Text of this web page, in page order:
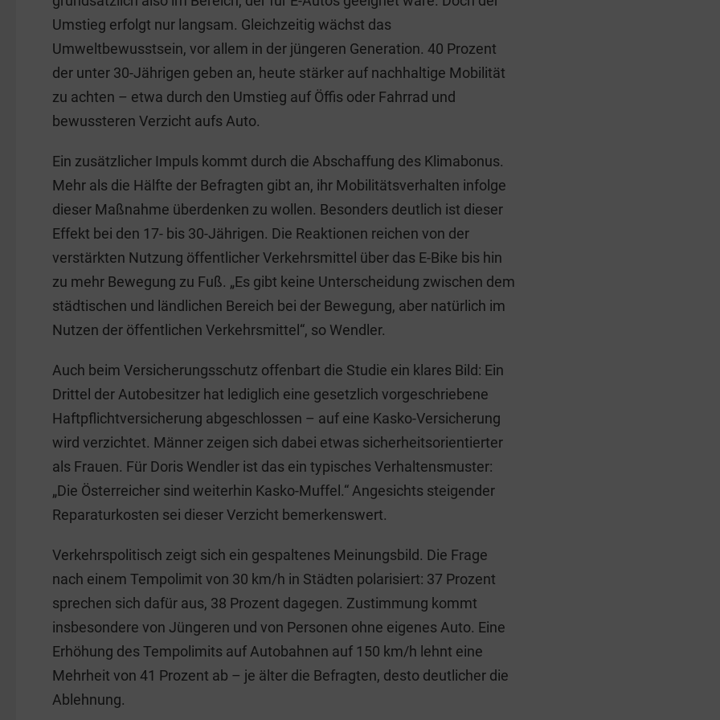
Umstieg erfolgt nur langsam. Gleichzeitig wächst das
Umweltbewusstsein, vor allem in der jüngeren Generation. 40 Prozent
der unter 30-Jährigen geben an, heute stärker auf nachhaltige Mobilität
zu achten – etwa durch den Umstieg auf Öffis oder Fahrrad und
bewussteren Verzicht aufs Auto.
Ein zusätzlicher Impuls kommt durch die Abschaffung des Klimabonus.
Mehr als die Hälfte der Befragten gibt an, ihr Mobilitätsverhalten infolge
dieser Maßnahme überdenken zu wollen. Besonders deutlich ist dieser
Effekt bei den 17- bis 30-Jährigen. Die Reaktionen reichen von der
verstärkten Nutzung öffentlicher Verkehrsmittel über das E-Bike bis hin
zu mehr Bewegung zu Fuß. „Es gibt keine Unterscheidung zwischen dem
städtischen und ländlichen Bereich bei der Bewegung, aber natürlich im
Nutzen der öffentlichen Verkehrsmittel“, so Wendler.
Auch beim Versicherungsschutz offenbart die Studie ein klares Bild: Ein
Drittel der Autobesitzer hat lediglich eine gesetzlich vorgeschriebene
Haftpflichtversicherung abgeschlossen – auf eine Kasko-Versicherung
wird verzichtet. Männer zeigen sich dabei etwas sicherheitsorientierter
als Frauen. Für Doris Wendler ist das ein typisches Verhaltensmuster:
„Die Österreicher sind weiterhin Kasko-Muffel.“ Angesichts steigender
Reparaturkosten sei dieser Verzicht bemerkenswert.
Verkehrspolitisch zeigt sich ein gespaltenes Meinungsbild. Die Frage
nach einem Tempolimit von 30 km/h in Städten polarisiert: 37 Prozent
sprechen sich dafür aus, 38 Prozent dagegen. Zustimmung kommt
insbesondere von Jüngeren und von Personen ohne eigenes Auto. Eine
Erhöhung des Tempolimits auf Autobahnen auf 150 km/h lehnt eine
Mehrheit von 41 Prozent ab – je älter die Befragten, desto deutlicher die
Ablehnung.